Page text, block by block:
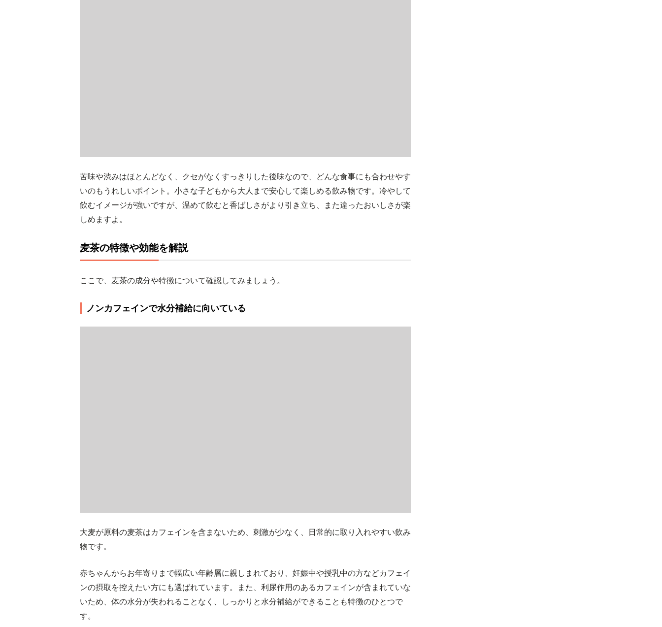
苦味や渋みはほとんどなく、クセがなくすっきりした後味なので、どんな食事にも合わせやす
いのもうれしいポイント。小さな子どもから大人まで安心して楽しめる飲み物です。冷やして
飲むイメージが強いですが、温めて飲むと香ばしさがより引き立ち、また違ったおいしさが楽
しめますよ。
麦茶の特徴や効能を解説
ここで、麦茶の成分や特徴について確認してみましょう。
ノンカフェインで水分補給に向いている
大麦が原料の麦茶はカフェインを含まないため、刺激が少なく、日常的に取り入れやすい飲み
物です。
赤ちゃんからお年寄りまで幅広い年齢層に親しまれており、妊娠中や授乳中の方などカフェイ
ンの摂取を控えたい方にも選ばれています。また、利尿作用のあるカフェインが含まれていな
いため、体の水分が失われることなく、しっかりと水分補給ができることも特徴のひとつで
す。